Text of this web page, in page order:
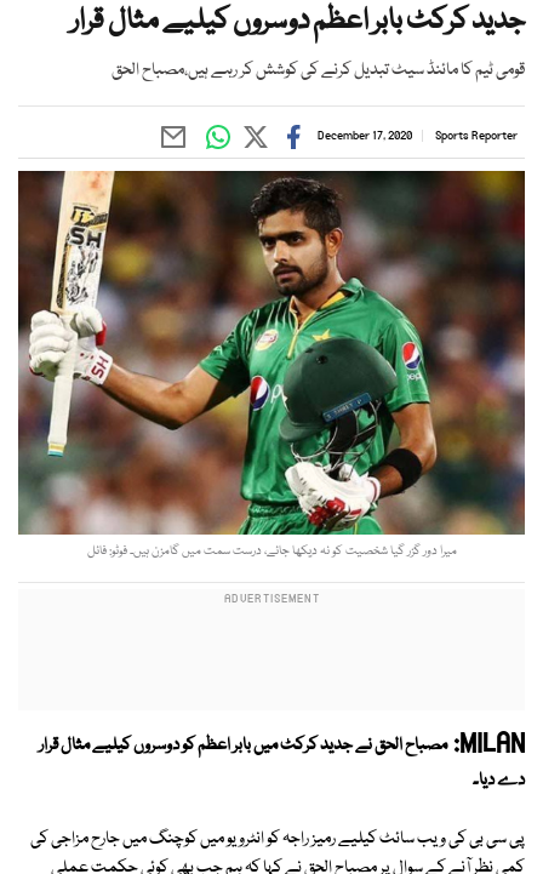
جدید کرکٹ بابر اعظم دوسروں کیلیے مثال قرار
قومی ٹیم کا مائنڈ سیٹ تبدیل کرنے کی کوشش کر رہے ہیں،مصباح الحق
Sports Reporter
December 17, 2020
میرا دور گزر گیا شخصیت کو نہ دیکھا جائے، درست سمت میں گامزن ہیں۔ فوٹو: فائل
MILAN: مصباح الحق نے جدید کرکٹ میں بابر اعظم کو دوسروں کیلیے مثال قرار
دے دیا۔
پی سی بی کی ویب سائٹ کیلیے رمیز راجہ کو انٹرویو میں کوچنگ میں جارح مزاجی کی
کمی نظر آنے کے سوال پر مصباح الحق نے کہا کہ ہم جب بھی کوئی حکمت عملی